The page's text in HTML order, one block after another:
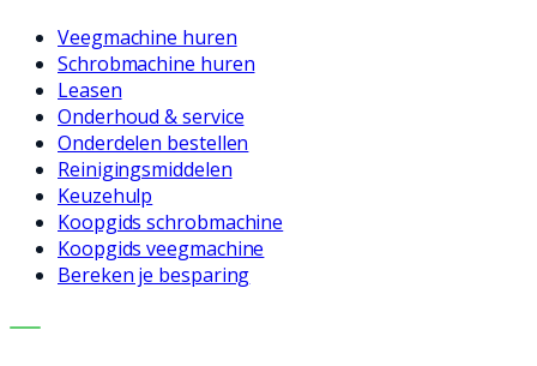
Veegmachine huren
Schrobmachine huren
Leasen
Onderhoud & service
Onderdelen bestellen
Reinigingsmiddelen
Keuzehulp
Koopgids schrobmachine
Koopgids veegmachine
Bereken je besparing
BEDRIJF